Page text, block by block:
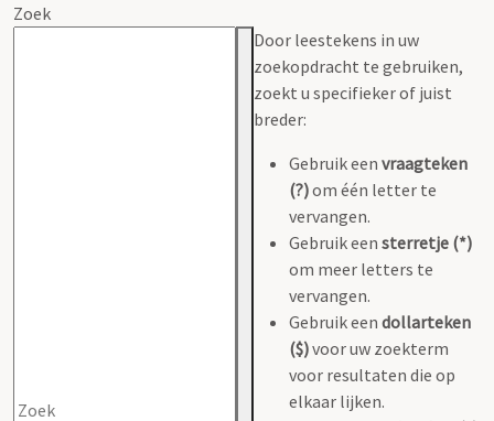
Zoek
Door leestekens in uw
zoekopdracht te gebruiken,
zoekt u specifieker of juist
breder:
Gebruik een vraagteken
(?)om één letter te
vervangen.
Gebruik een sterretje (*)
om meer letters te
vervangen.
Gebruik een dollarteken
($)voor uw zoekterm
voor resultaten die op
elkaar lijken.